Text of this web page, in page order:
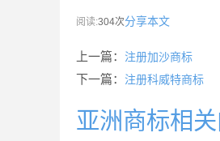
阅读:304次分享本文
上一篇： 注册加沙商标
下一篇： 注册科威特商标
亚洲商标相